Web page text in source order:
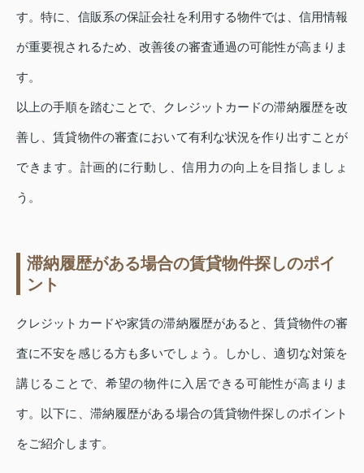
す。特に、信販系の保証会社を利用する物件では、信用情報
が重要視されるため、改善後の審査通過の可能性が高まりま
す。
以上の手順を踏むことで、クレジットカードの滞納履歴を改
善し、賃貸物件の審査において有利な状況を作り出すことが
できます。計画的に行動し、信用力の向上を目指しましょ
う。
滞納履歴がある場合の賃貸物件探しのポイ
ント
クレジットカードや家賃の滞納履歴があると、賃貸物件の審
査に不安を感じる方も多いでしょう。しかし、適切な対策を
講じることで、希望の物件に入居できる可能性が高まりま
す。以下に、滞納履歴がある場合の賃貸物件探しのポイント
をご紹介します。